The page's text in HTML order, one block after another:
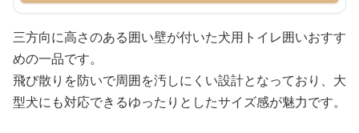
三方向に高さのある囲い壁が付いた犬用トイレ囲いおすす
めの一品です。
飛び散りを防いで周囲を汚しにくい設計となっており、大
型犬にも対応できるゆったりとしたサイズ感が魅力です。